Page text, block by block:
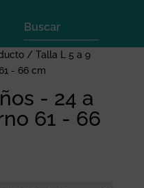
/ Talla L 5 a 9
- 66 cm
- 24 a
61 - 66